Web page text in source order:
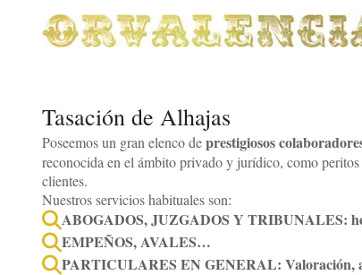
Tasación de Alhajas
Poseemos un gran elenco deprestigiosos
reconocida en el ámbito privado y jurídico, como peritos
clientes.
Nuestros servicios habituales son:
ABOGADOS, JUZGADOS Y TRIBUNALES:
EMPEÑOS, AVALES…
PARTICULARES EN GENERAL: Valoración,